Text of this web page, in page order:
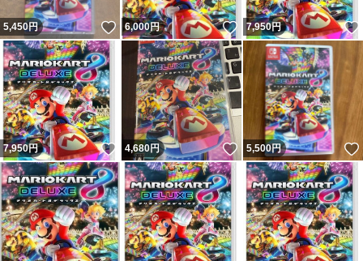
5,450円 いいね！
6,000円 いいね！
7,950円
7,950円 いいね！
4,680円 いいね！
5,500円